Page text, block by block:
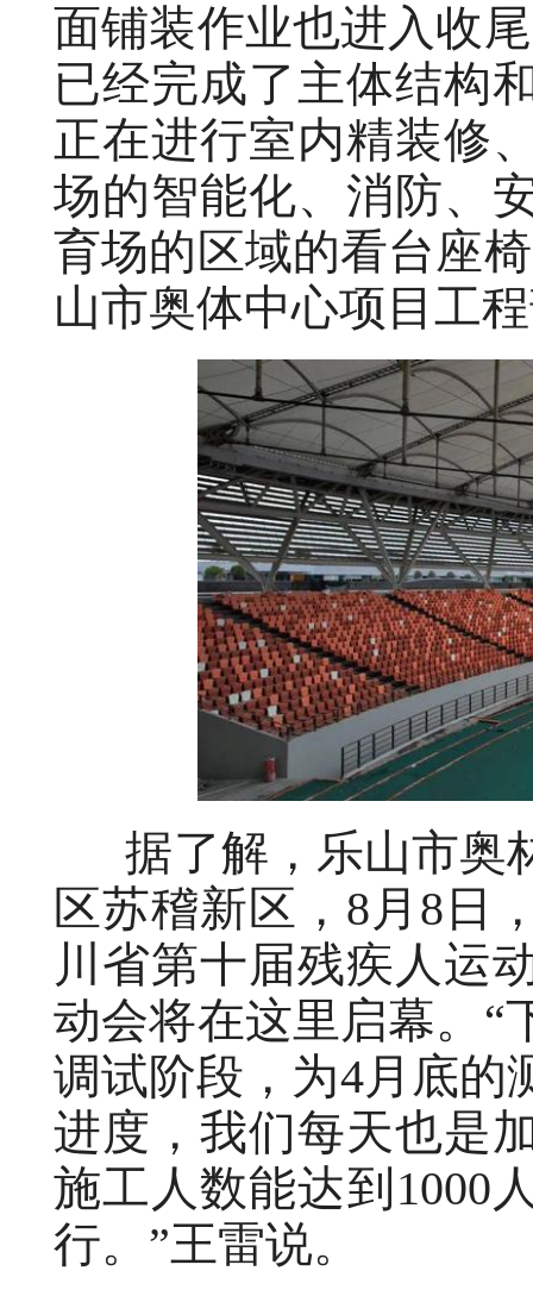
面铺装作业也进入收
已经完成了主体结构
正在进行室内精装修
场的智能化、消防、
育场的区域的看台座
山市奥体中心项目工
据了解，乐山市奥
区苏稽新区，8月8日
川省第十届残疾人运
动会将在这里启幕。“
调试阶段，为4月底的
进度，我们每天也是
施工人数能达到1000
行。”王雷说。